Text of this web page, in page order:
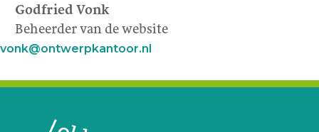
Godfried Vonk
Beheerder van de website
vonk@ontwerpkantoor.nl